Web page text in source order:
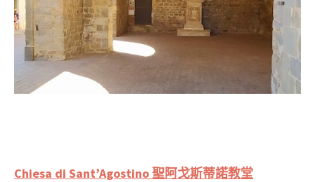
Chiesa di Sant’Agostino 聖阿戈斯蒂諾教堂